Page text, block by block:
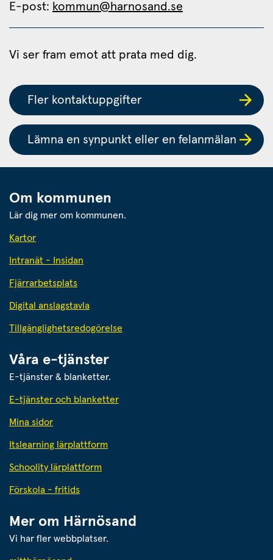
E-post: kommun@harnosand.se
Vi ser fram emot att prata med dig.
Fler kontaktuppgifter
Lämna en synpunkt eller en felanmälan
Om kommunen
Lär dig mer om kommunen.
Kartor
Intranät - Insidan
Fjärrarbetsplats
Digital anslagstavla
Tillgänglighetsredogörelse
Våra e-tjänster
E-tjänster & blanketter.
E-tjänster och blanketter
Mina sidor
Itslearning lärplattform
Schoolity lärplattform
Förskola - fritids
Mer om Härnösand
Vi har fler webbplatser.